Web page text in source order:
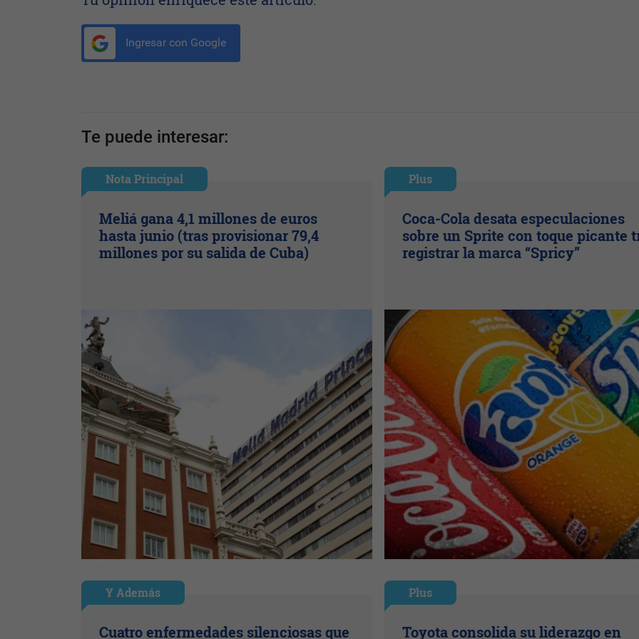
Ingresar con Google
Te puede interesar:
Nota Principal
Meliá gana 4,1 millones de euros
hasta junio (tras provisionar 79,4
millones por su salida de Cuba)
Plus
Coca-Cola desata especulaciones
sobre un Sprite con toque picante
registrar la marca “Spricy”
Y Además
Cuatro enfermedades silenciosas que
Plus
Toyota consolida su liderazgo en